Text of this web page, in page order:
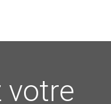
votre